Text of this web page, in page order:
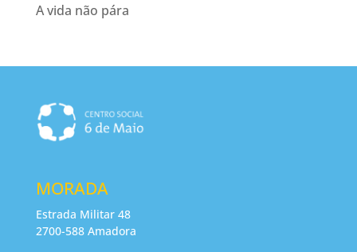
A vida não pára
MORADA
Estrada Militar 48
2700-588 Amadora